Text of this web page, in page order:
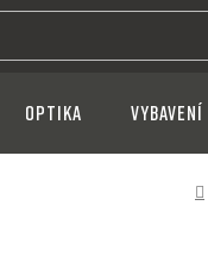
Optika VYBAVENÍ